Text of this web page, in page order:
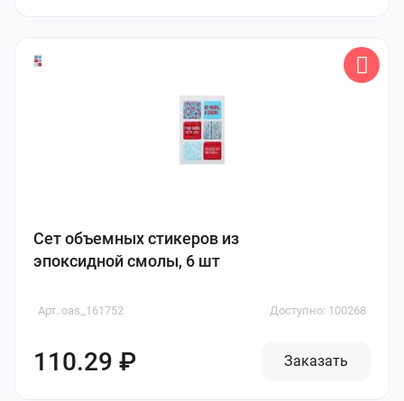
Сет объемных стикеров из
эпоксидной смолы, 6 шт
Арт. oas_161752 Доступно: 100268
110.29 ₽ Заказать